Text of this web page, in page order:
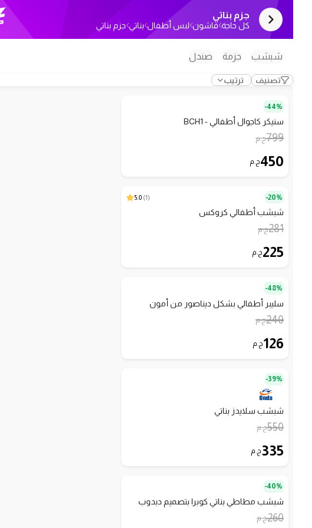
جزم بناتي
كل حاجة فاشون لبس أطفال بناتي جزم بناتي
شبشب جزمة صندل
تصنيف ترتيب
44%-
سنيكر كاجوال أطفالي - BCH1
799ج.م
450ج.م
20%-
(
1
)
5.0
شبشب أطفالي كروكس
281ج.م
225ج.م
48%-
سليبر أطفالي بشكل ديناصور من أمون
240ج.م
126ج.م
39%-
شبشب سلايدز بناتي
550ج.م
335ج.م
40%-
شبشب مطاطي بناتي كوبرا بتصميم دبدوب
260ج.م